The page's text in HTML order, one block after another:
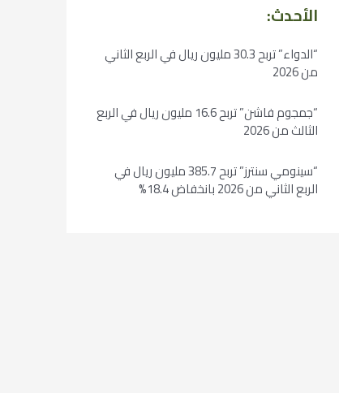
الأحدث:
“الدواء” تربح 30.3 مليون ريال في الربع الثاني
من 2026
“جمجوم فاشن” تربح 16.6 مليون ريال في الربع
الثالث من 2026
“سينومي سنترز” تربح 385.7 مليون ريال في
الربع الثاني من 2026 بانخفاض 18.4%